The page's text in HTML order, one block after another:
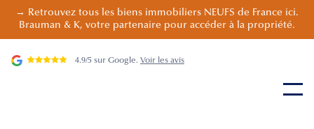
→ Retrouvez tous les biens immobiliers NEUFS de France ici.
Brauman & K, votre partenaire pour accéder à la propriété.
4.9/5 sur Google. Voir les avis